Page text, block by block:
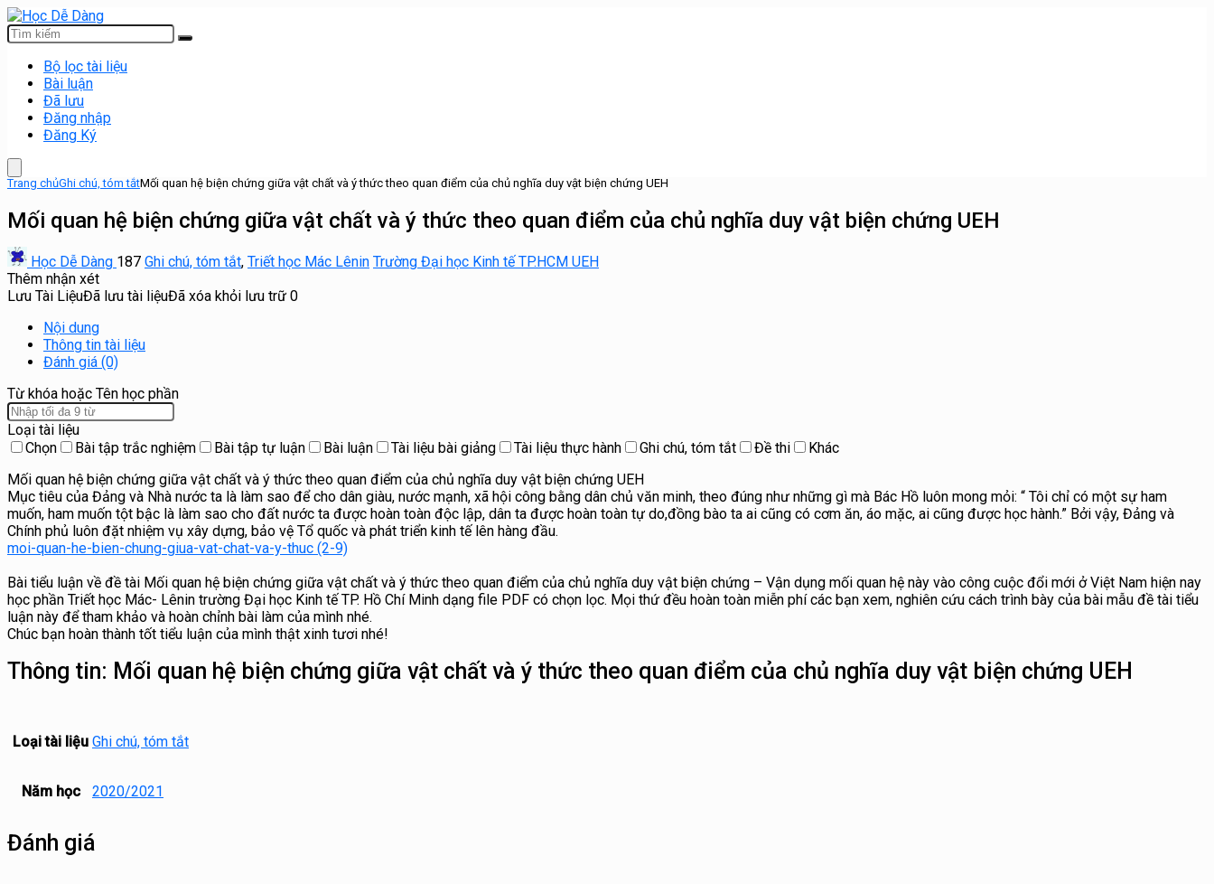
Bộ lọc tài liệu
Bài luận
Đã lưu
Đăng nhập
Đăng Ký
Trang chủGhi chú, tóm tắtMối quan hệ biện chứng giữa vật chất và ý thức theo quan điểm của chủ nghĩa duy vật biện chứng UEH
Mối quan hệ biện chứng giữa vật chất và ý thức theo quan điểm của chủ nghĩa duy vật biện chứng UEH
Học Dễ Dàng 187 Ghi chú, tóm tắt, Triết học Mác Lênin Trường Đại học Kinh tế TP.HCM UEH
Thêm nhận xét
Lưu Tài LiệuĐã lưu tài liệuĐã xóa khỏi lưu trữ 0
Nội dung
Thông tin tài liệu
Đánh giá (0)
Từ khóa hoặc Tên học phần
Loại tài liệu
Chọn
Bài tập trắc nghiệm Bài tập tự luận Bài luận Tài liệu bài giảng Tài liệu thực hành Ghi chú, tóm tắt Đề thi
Khác
Mối quan hệ biện chứng giữa vật chất và ý thức theo quan điểm của chủ nghĩa duy vật biện chứng UEH
Mục tiêu của Đảng và Nhà nước ta là làm sao để cho dân giàu, nước mạnh, xã hội công bằng dân chủ văn minh, theo đúng như những gì mà Bác Hồ luôn mong mỏi: “ Tôi chỉ có một sự ham
muốn, ham muốn tột bậc là làm sao cho đất nước ta được hoàn toàn độc lập, dân ta được hoàn toàn tự do,đồng bào ta ai cũng có cơm ăn, áo mặc, ai cũng được học hành.” Bởi vậy, Đảng và
Chính phủ luôn đặt nhiệm vụ xây dựng, bảo vệ Tổ quốc và phát triển kinh tế lên hàng đầu.
moi-quan-he-bien-chung-giua-vat-chat-va-y-thuc (2-9)
Bài tiểu luận về đề tài Mối quan hệ biện chứng giữa vật chất và ý thức theo quan điểm của chủ nghĩa duy vật biện chứng – Vận dụng mối quan hệ này vào công cuộc đổi mới ở Việt Nam hiện nay
học phần Triết học Mác- Lênin trường Đại học Kinh tế TP. Hồ Chí Minh dạng file PDF có chọn lọc. Mọi thứ đều hoàn toàn miễn phí các bạn xem, nghiên cứu cách trình bày của bài mẫu đề tài tiểu
luận này để tham khảo và hoàn chỉnh bài làm của mình nhé.
Chúc bạn hoàn thành tốt tiểu luận của mình thật xinh tươi nhé!
Thông tin: Mối quan hệ biện chứng giữa vật chất và ý thức theo quan điểm của chủ nghĩa duy vật biện chứng UEH
Loại tài liệu Ghi chú, tóm tắt
Năm học 2020/2021
Đánh giá